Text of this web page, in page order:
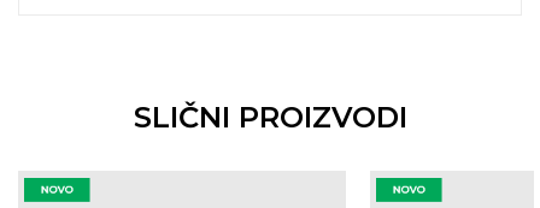
SLIČNI PROIZVODI